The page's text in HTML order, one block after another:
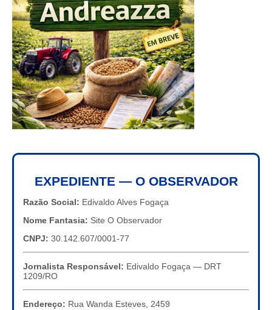
EXPEDIENTE — O OBSERVADOR
Razão Social: Edivaldo Alves Fogaça
Nome Fantasia: Site O Observador
CNPJ: 30.142.607/0001-77
Jornalista Responsável: Edivaldo Fogaça — DRT
1209/RO
Endereço: Rua Wanda Esteves, 2459